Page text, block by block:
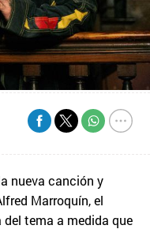
nueva canción y
Marroquín, el
tema a medida que